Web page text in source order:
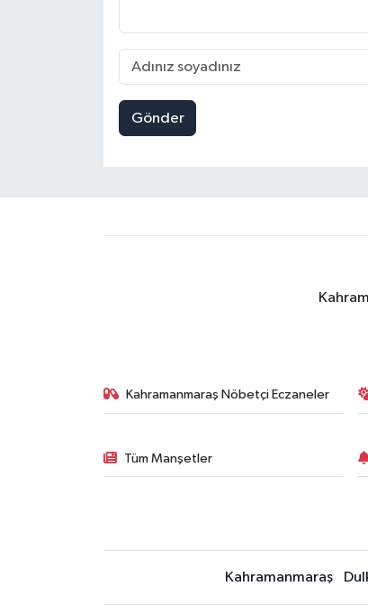
Gönder
Kahramanmaraş Nöbetçi Eczaneler
Tüm Manşetler
Kahramanmaraş